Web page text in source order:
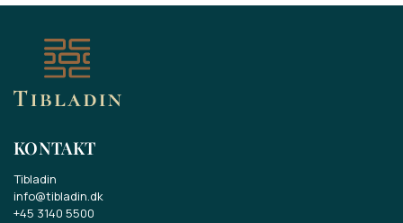
KONTAKT
Tibladin
info@tibladin.dk
+45 3140 5500